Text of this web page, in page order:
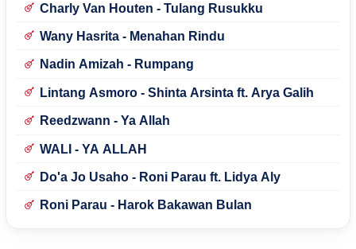
Charly Van Houten - Tulang Rusukku
Wany Hasrita - Menahan Rindu
Nadin Amizah - Rumpang
Lintang Asmoro - Shinta Arsinta ft. Arya Galih
Reedzwann - Ya Allah
WALI - YA ALLAH
Do'a Jo Usaho - Roni Parau ft. Lidya Aly
Roni Parau - Harok Bakawan Bulan